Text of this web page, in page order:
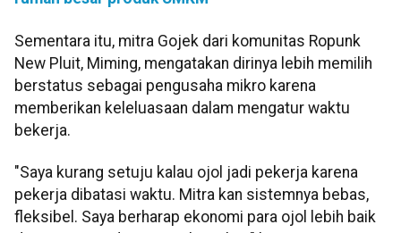
Sementara itu, mitra Gojek dari komunitas Ropunk
New Pluit, Miming, mengatakan dirinya lebih memilih
berstatus sebagai pengusaha mikro karena
memberikan keleluasaan dalam mengatur waktu
bekerja.
"Saya kurang setuju kalau ojol jadi pekerja karena
pekerja dibatasi waktu. Mitra kan sistemnya bebas,
fleksibel. Saya berharap ekonomi para ojol lebih baik